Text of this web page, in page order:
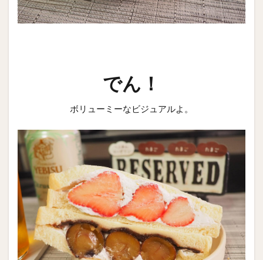
でん！
ボリューミーなビジュアルよ。